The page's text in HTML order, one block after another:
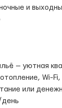
и
— уютная
Wi-Fi,
или